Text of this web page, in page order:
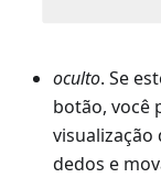
oculto. Se
botão, você
visualização
dedos e